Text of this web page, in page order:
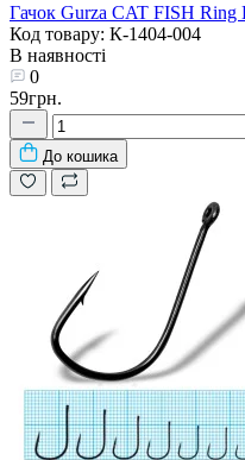
Гачок Gurza CAT FISH Ring
Код товару: К-1404-004
В наявності
0
59грн.
До кошика